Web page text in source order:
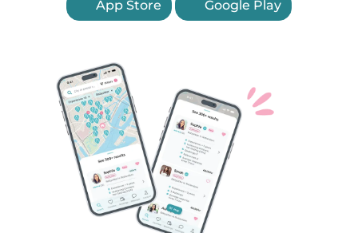
App Store Google Play